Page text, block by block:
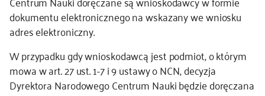
nagroda NCN
kontakt
dokumentu elektronicznego na wskazany we wniosku
adres elektroniczny.
W przypadku gdy wnioskodawcą jest podmiot, o którym
mowa w art. 27 ust. 1-7 i 9 ustawy o NCN, decyzja
Dyrektora Narodowego Centrum Nauki będzie doręczana